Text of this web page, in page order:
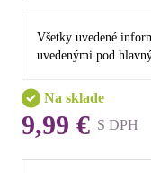
Všetky uvedené
uvedenými pod
Na sklade
9,99 € S DPH